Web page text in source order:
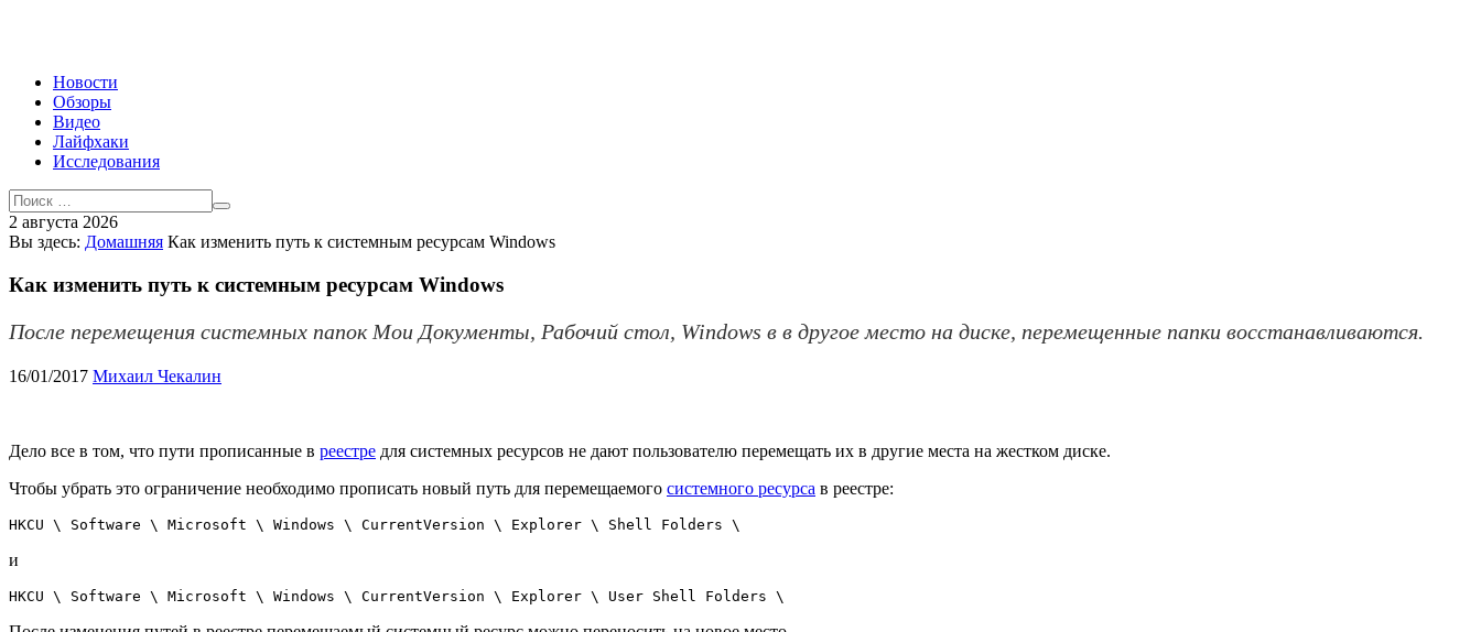
Новости
Обзоры
Видео
Лайфхаки
Исследования
2 августа 2026
Вы здесь: Домашняя Как изменить путь к системным ресурсам Windows
Как изменить путь к системным ресурсам Windows
После перемещения системных папок Мои Документы, Рабочий стол, Windows в в другое место на диске, перемещенные папки восстанавливаются.
16/01/2017 Михаил Чекалин
Дело все в том, что пути прописанные в реестре для системных ресурсов не дают пользователю перемещать их в другие места на жестком диске.
Чтобы убрать это ограничение необходимо прописать новый путь для перемещаемого системного ресурса в реестре:
HKCU \ Software \ Microsoft \ Windows \ CurrentVersion \ Explorer \ Shell Folders \
и
HKCU \ Software \ Microsoft \ Windows \ CurrentVersion \ Explorer \ User Shell Folders \